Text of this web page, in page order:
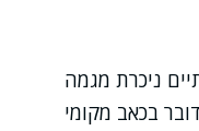
ניכרת מגמה
בכאב מקומי